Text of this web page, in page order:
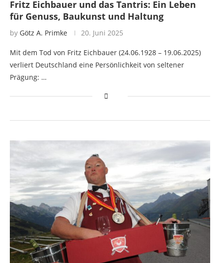
Fritz Eichbauer und das Tantris: Ein Leben
für Genuss, Baukunst und Haltung
by Götz A. Primke 20. Juni 2025
Mit dem Tod von Fritz Eichbauer (24.06.1928 – 19.06.2025)
verliert Deutschland eine Persönlichkeit von seltener
Prägung: …